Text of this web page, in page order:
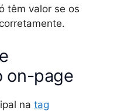
têm valor se os
on-page
na tag